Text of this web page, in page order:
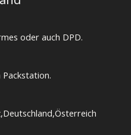
oder auch DPD.
Packstation.